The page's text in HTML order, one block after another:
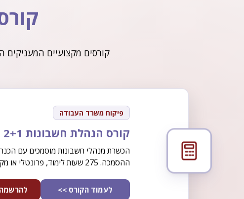
קורסים מקצועיים
פיקוח משרד העבודה
קורס הנהלת חשבונות 2+1 בכיר
הכשרת מנהלי חשבונות מוסמכים עם
ההסמכה. 275 שעות לימוד, פרונטלי או מקוון.
לעמוד הקורס >> להרשמה